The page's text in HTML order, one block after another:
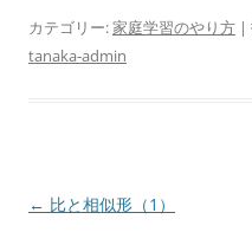
カテゴリー:家庭学習のやり方 |
tanaka-admin
投
← 比と相似形（1）